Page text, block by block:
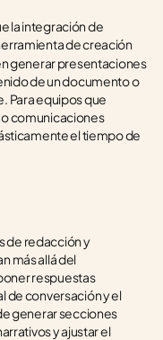
de creación
generar presentaciones
de un documento o
Para equipos que
comunicaciones
el tiempo de
de redacción y
más allá del
respuestas
de conversación y el
generar secciones
y ajustar el